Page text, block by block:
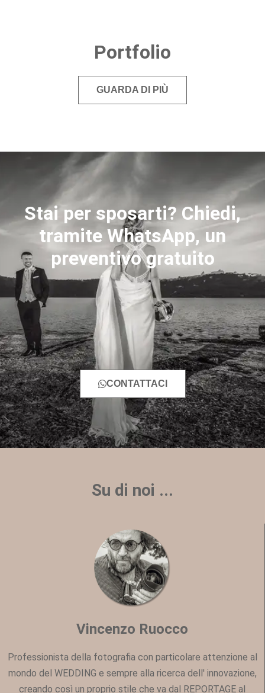
Portfolio
GUARDA DI PIÙ
Stai per sposarti? Chiedi,
tramite WhatsApp, un
preventivo gratuito
CONTATTACI
Su di noi ...
Vincenzo Ruocco
Professionista della fotografia con particolare attenzione al
mondo del WEDDING e sempre alla ricerca dell' innovazione,
creando così un proprio stile che va dal REPORTAGE al